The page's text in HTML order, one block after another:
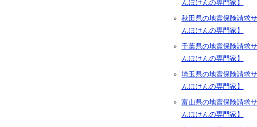
んほけんの専門家】
秋田県の地震保険請求
んほけんの専門家】
千葉県の地震保険請求
んほけんの専門家】
埼玉県の地震保険請求
んほけんの専門家】
富山県の地震保険請求
んほけんの専門家】